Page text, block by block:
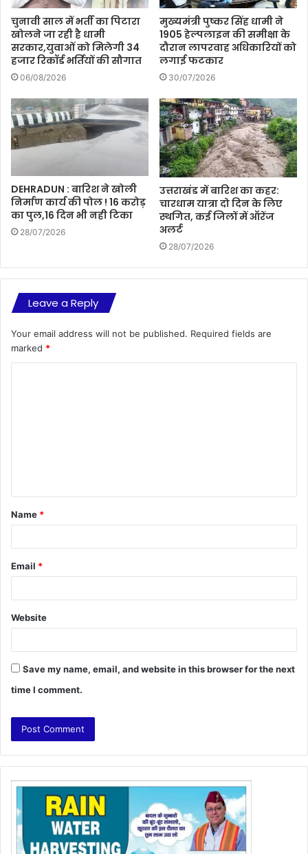
चुनावी साल में भर्ती का पिटारा
खोलने जा रही है धामी
सरकार,युवाओं को मिलेगी 34
हजार रिकॉर्ड भर्तियों की सौगात
06/08/2026
मुख्यमंत्री पुष्कर सिंह धामी ने
1905 हेल्पलाइन की समीक्षा के
दौरान लापरवाह अधिकारियों को
लगाई फटकार
30/07/2026
DEHRADUN : बारिश ने खोली
निर्माण कार्य की पोल ! 16 करोड़
का पुल,16 दिन भी नही टिका
28/07/2026
उत्तराखंड में बारिश का कहर:
चारधाम यात्रा दो दिन के लिए
स्थगित, कई जिलों में ऑरेंज
अलर्ट
28/07/2026
Leave a Reply
Your email address will not be published. Required fields are
marked *
t
*
Name *
Email *
Website
Save my name, email, and website in this browser for the next
time I comment.